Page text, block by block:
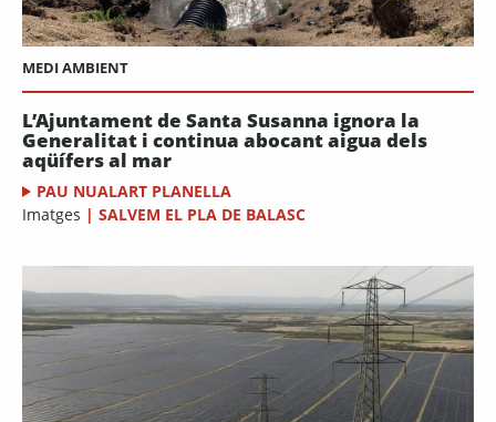
MEDI AMBIENT
L’Ajuntament de Santa Susanna ignora la
Generalitat i continua abocant aigua dels
aqüífers al mar
PAU NUALART PLANELLA
Imatges | SALVEM EL PLA DE BALASC